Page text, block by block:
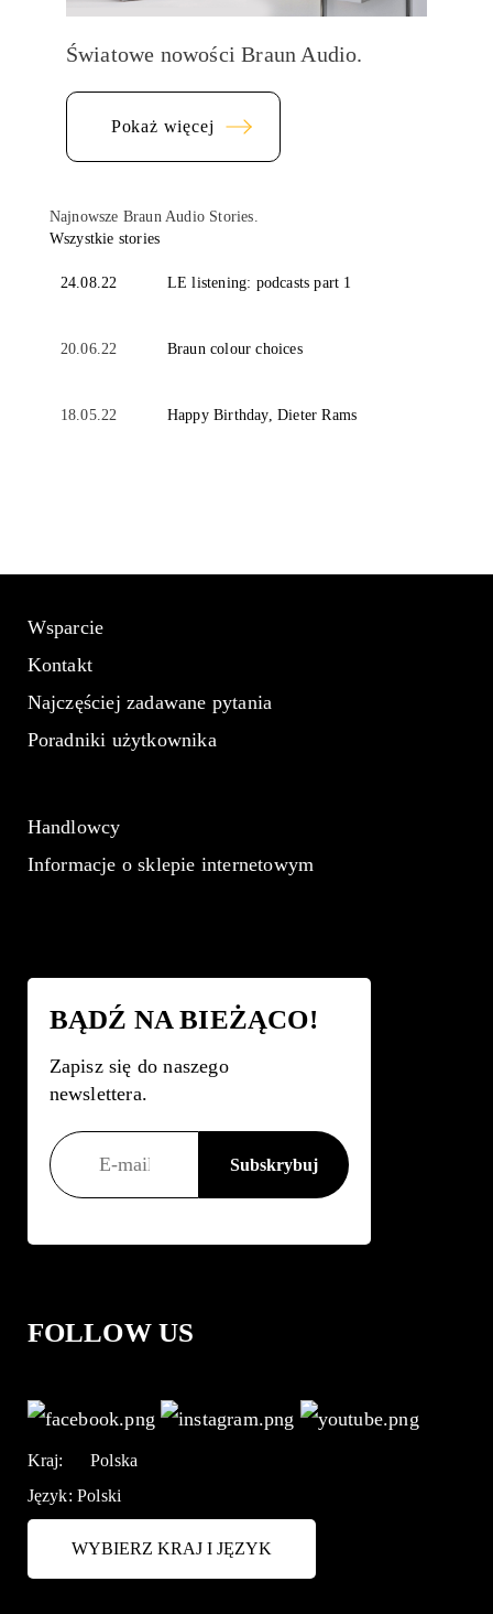
Światowe nowości Braun Audio.
Pokaż więcej
Najnowsze Braun Audio Stories.
Wszystkie stories
24.08.22 LE listening: podcasts part 1
20.06.22 Braun colour choices
18.05.22 Happy Birthday, Dieter Rams
Wsparcie
Kontakt
Najczęściej zadawane pytania
Poradniki użytkownika
Handlowcy
Informacje o sklepie internetowym
BĄDŹ NA BIEŻĄCO!
Zapisz się do naszego
newslettera.
FOLLOW US
Kraj:
Polska
Język:Polski
WYBIERZ KRAJ I JĘZYK